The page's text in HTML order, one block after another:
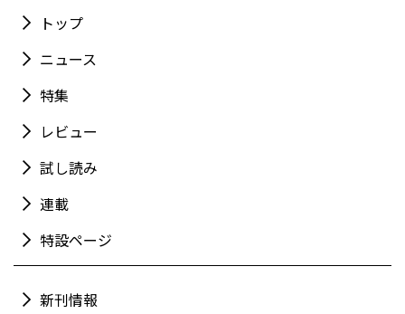
トップ
ニュース
特集
レビュー
試し読み
連載
特設ページ
新刊情報